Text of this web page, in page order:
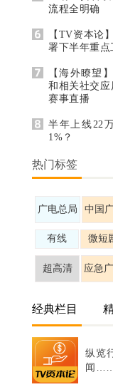
流程全明确
【TV资本论
署下半年重点
【海外瞭望
和相关社交应
赛事直播
半年上线22
1%？
热门标签
广电总局 中国
有线 微短
超高清 应急
经典栏目
纵览
闻……